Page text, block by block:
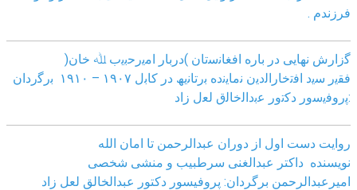
فرزندم .
ﮔزارش ﻧﮭﺎﯾﯽ در ﺑﺎره اﻓﻐﺎﻧﺳﺗﺎن )درﺑﺎر اﻣﯾرﺣﺑﯾب ﷲ ﺧﺎن(
ﻓﻘﯾر ﺳﯾد اﻓﺗﺧﺎراﻟدﯾن ﻧﻣﺎﯾﻧده ﺑرﺗﺎﻧﯾﮫ در ﮐﺎﺑل ١٩٠٧ – ١٩١٠ ﺑرﮔردان
:ﭘروﻓﯾﺳور دﮐﺗور ﻋﺑداﻟﺧﺎﻟق ﻟﻌل زاد
روایت دست اول از دوران عبدالرحمن تا امان الله
نویسنده داکتر عبدالغنی سرطبیب و منشی شخصی
امیرعبدالرحمن برگردان: پروفیسور دکتور عبدالخالق لعل زاد